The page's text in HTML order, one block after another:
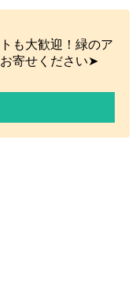
も大歓迎！緑のア
寄せください➤